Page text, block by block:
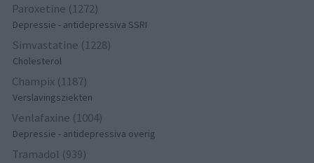
Paroxetine (1272)
Depressie - antidepressiva SSRI
Simvastatine (1228)
Cholesterol
Champix (1187)
Verslavingsziekten
Venlafaxine (1004)
Depressie - antidepressiva overig
Tramadol (939)